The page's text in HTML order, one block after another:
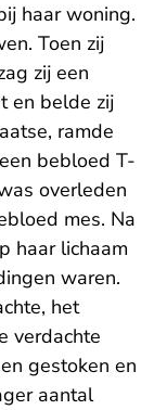
haar woning.
Toen zij
zij een
en belde zij
ramde
bebloed T-
overleden
mes. Na
haar lichaam
waren.
het
verdachte
gestoken en
aantal